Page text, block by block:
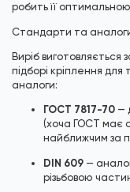
робить її
Стандарти та
Виріб
підборі кріплення для
аналоги:
ГОСТ 7817-70 —
(хоча ГОСТ має
найближчим за
DIN 609 —
різьбовою